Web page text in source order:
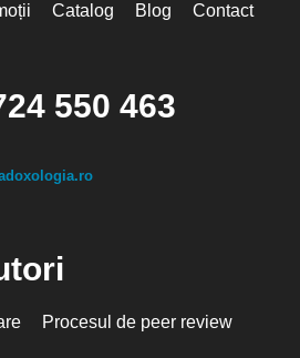
Catalog Blog Contact
550 463
Procesul de peer review